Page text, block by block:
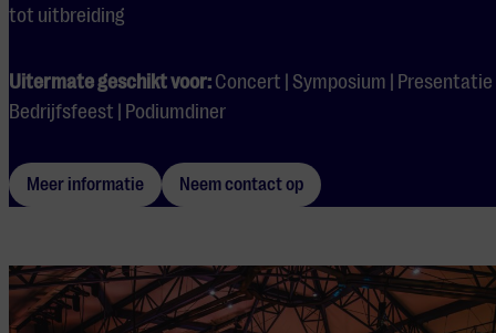
tot uitbreiding
Uitermate geschikt voor: Concert | Symposium | Presentatie
Bedrijfsfeest | Podiumdiner
Meer informatie Neem contact op